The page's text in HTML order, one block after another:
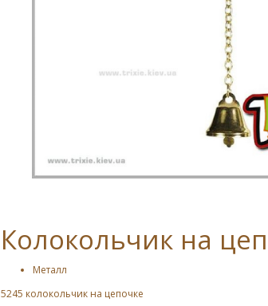
Колокольчик на
Металл
5245 колокольчик на цепочке